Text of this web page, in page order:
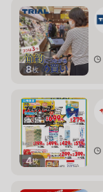
8枚
4枚